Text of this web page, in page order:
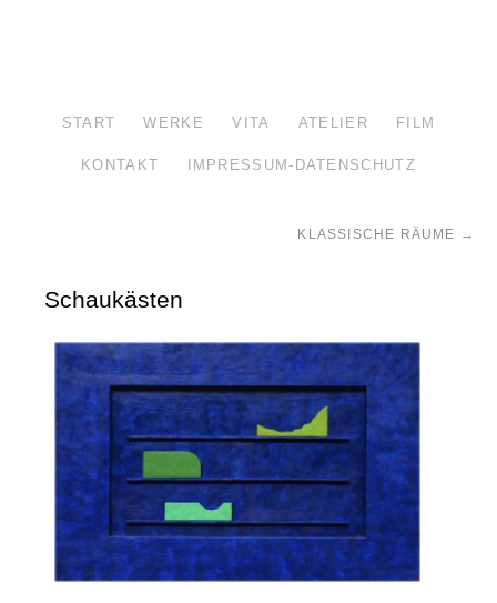
START WERKE VITA ATELIER FILM
KONTAKT IMPRESSUM-DATENSCHUTZ
KLASSISCHE RÄUME →
Schaukästen